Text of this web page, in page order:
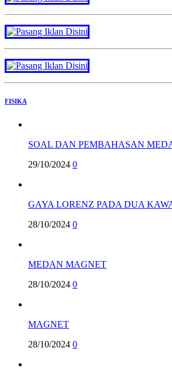
FISIKA
SOAL DAN PEMBAHASAN
29/10/2024 0
GAYA LORENZ PADA DUA
28/10/2024 0
MEDAN MAGNET
28/10/2024 0
MAGNET
28/10/2024 0